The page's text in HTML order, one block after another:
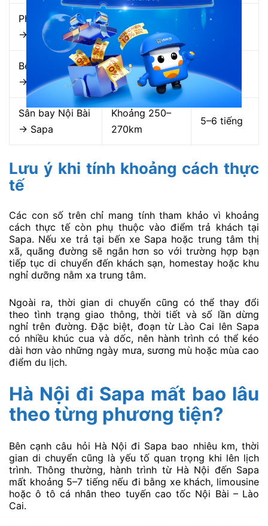
Phố cổ Hà Nội
→ Sapa
340km
5,5–7
Bến xe Mỹ Đình
→ Sapa
Khoảng 300–
330km
tiếng
Sân bay Nội Bài
→ Sapa
Khoảng 250–
270km
5–6 tiếng
Lưu ý khi tính khoảng cách thực
tế
Các con số trên chỉ mang tính tham khảo vì khoảng
cách thực tế còn phụ thuộc vào điểm trả khách tại
Sapa. Nếu xe trả tại bến xe Sapa hoặc trung tâm thị
xã, quãng đường sẽ ngắn hơn so với trường hợp bạn
tiếp tục di chuyển đến khách sạn, homestay hoặc khu
nghỉ dưỡng nằm xa trung tâm.
Ngoài ra, thời gian di chuyển cũng có thể thay đổi
theo tình trạng giao thông, thời tiết và số lần dừng
nghỉ trên đường. Đặc biệt, đoạn từ Lào Cai lên Sapa
có nhiều khúc cua và dốc, nên hành trình có thể kéo
dài hơn vào những ngày mưa, sương mù hoặc mùa cao
điểm du lịch.
Hà Nội đi Sapa mất bao lâu
theo từng phương tiện?
Bên cạnh câu hỏi Hà Nội đi Sapa bao nhiêu km, thời
gian di chuyển cũng là yếu tố quan trọng khi lên lịch
trình. Thông thường, hành trình từ Hà Nội đến Sapa
mất khoảng 5–7 tiếng nếu đi bằng xe khách, limousine
hoặc ô tô cá nhân theo tuyến cao tốc Nội Bài – Lào
Cai.